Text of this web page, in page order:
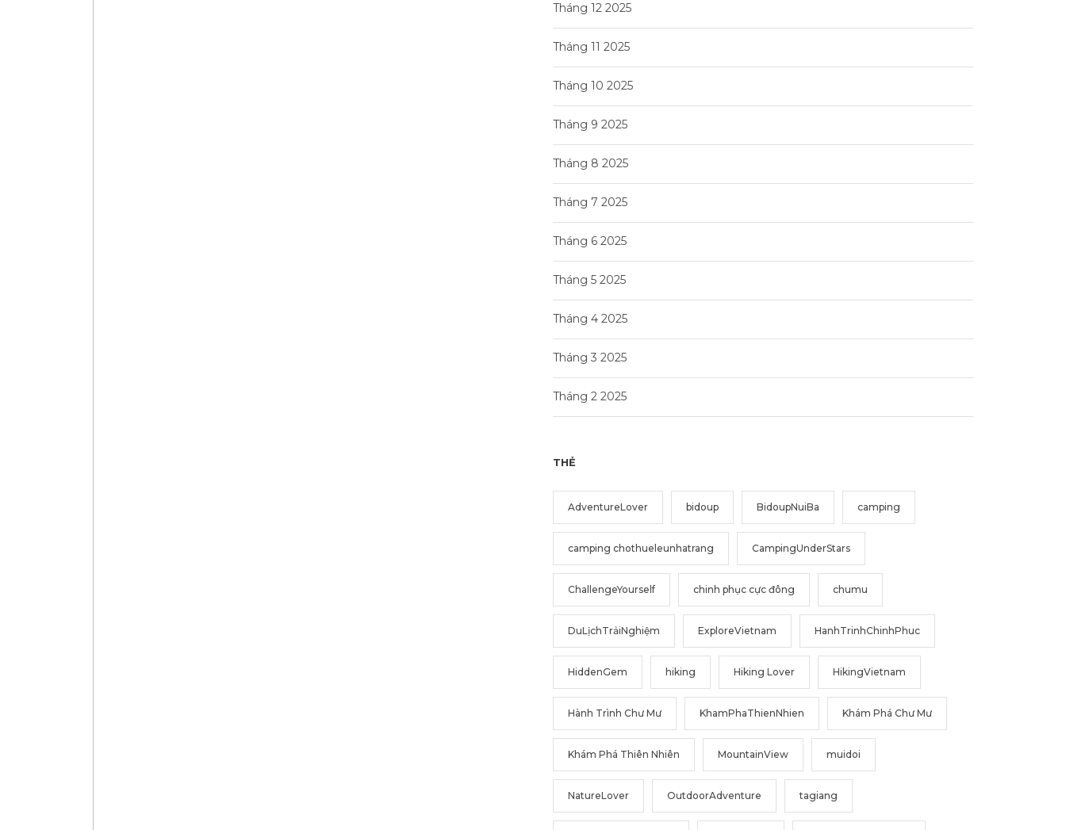
Tháng 12 2025
Tháng 11 2025
Tháng 10 2025
Tháng 9 2025
Tháng 8 2025
Tháng 7 2025
Tháng 6 2025
Tháng 5 2025
Tháng 4 2025
Tháng 3 2025
Tháng 2 2025
THẺ
AdventureLover bidoup BidoupNuiBa camping
camping chothueleunhatrang CampingUnderStars
ChallengeYourself chinh phục cực đông chumu
DuLịchTrảiNghiệm ExploreVietnam HanhTrinhChinhPhuc
HiddenGem hiking Hiking Lover HikingVietnam
Hành Trình Chư Mư KhamPhaThienNhien Khám Phá Chư Mư
Khám Phá Thiên Nhiên MountainView muidoi
NatureLover OutdoorAdventure tagiang